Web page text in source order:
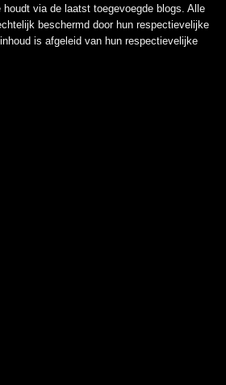
via de laatst toegevoegde blogs. Alle
beschermd door hun respectievelijke
is afgeleid van hun respectievelijke